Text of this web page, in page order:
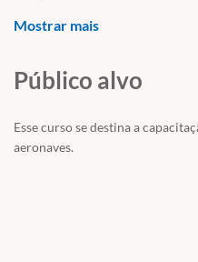
Mostrar mais
Público alvo
Esse curso se destina a
aeronaves.